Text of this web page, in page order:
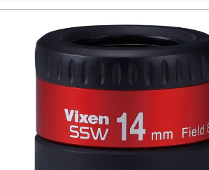
a Super
(80°-98°)
17